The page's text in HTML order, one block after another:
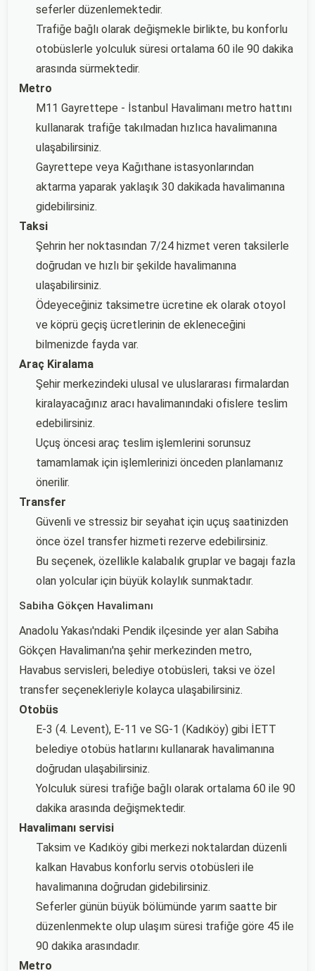
seferler düzenlemektedir.
Trafiğe bağlı olarak değişmekle birlikte, bu konforlu
otobüslerle yolculuk süresi ortalama 60 ile 90 dakika
arasında sürmektedir.
Metro
M11 Gayrettepe - İstanbul Havalimanı metro hattını
kullanarak trafiğe takılmadan hızlıca havalimanına
ulaşabilirsiniz.
Gayrettepe veya Kağıthane istasyonlarından
aktarma yaparak yaklaşık 30 dakikada havalimanına
gidebilirsiniz.
Taksi
Şehrin her noktasından 7/24 hizmet veren taksilerle
doğrudan ve hızlı bir şekilde havalimanına
ulaşabilirsiniz.
Ödeyeceğiniz taksimetre ücretine ek olarak otoyol
ve köprü geçiş ücretlerinin de ekleneceğini
bilmenizde fayda var.
Araç Kiralama
Şehir merkezindeki ulusal ve uluslararası firmalardan
kiralayacağınız aracı havalimanındaki ofislere teslim
edebilirsiniz.
Uçuş öncesi araç teslim işlemlerini sorunsuz
tamamlamak için işlemlerinizi önceden planlamanız
önerilir.
Transfer
Güvenli ve stressiz bir seyahat için uçuş saatinizden
önce özel transfer hizmeti rezerve edebilirsiniz.
Bu seçenek, özellikle kalabalık gruplar ve bagajı fazla
olan yolcular için büyük kolaylık sunmaktadır.
Sabiha Gökçen Havalimanı
Anadolu Yakası'ndaki Pendik ilçesinde yer alan Sabiha
Gökçen Havalimanı'na şehir merkezinden metro,
Havabus servisleri, belediye otobüsleri, taksi ve özel
transfer seçenekleriyle kolayca ulaşabilirsiniz.
Otobüs
E-3 (4. Levent), E-11 ve SG-1 (Kadıköy) gibi İETT
belediye otobüs hatlarını kullanarak havalimanına
doğrudan ulaşabilirsiniz.
Yolculuk süresi trafiğe bağlı olarak ortalama 60 ile 90
dakika arasında değişmektedir.
Havalimanı servisi
Taksim ve Kadıköy gibi merkezi noktalardan düzenli
kalkan Havabus konforlu servis otobüsleri ile
havalimanına doğrudan gidebilirsiniz.
Seferler günün büyük bölümünde yarım saatte bir
düzenlenmekte olup ulaşım süresi trafiğe göre 45 ile
90 dakika arasındadır.
Metro